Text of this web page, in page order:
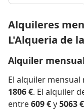
Alquileres
L'Alqueria de
Alquiler
El alquiler mensual
1806 €. El alquiler
entre609 €y5063 €